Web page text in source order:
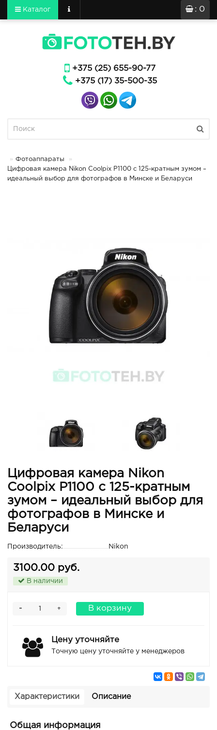
: 0
Каталог
+375 (25) 655-90-77
+375 (17) 35-500-35
Фотоаппараты
Цифровая камера Nikon Coolpix P1100 с 125-кратным зумом –
идеальный выбор для фотографов в Минске и Беларуси
Цифровая камера Nikon
Coolpix P1100 с 125-кратным
зумом – идеальный выбор для
фотографов в Минске и
Беларуси
Производитель: Nikon
3100.00 руб.
В наличии
+
- В корзину
Цену уточняйте
Точную цену уточняйте у менеджеров
Характеристики Описание
Общая информация